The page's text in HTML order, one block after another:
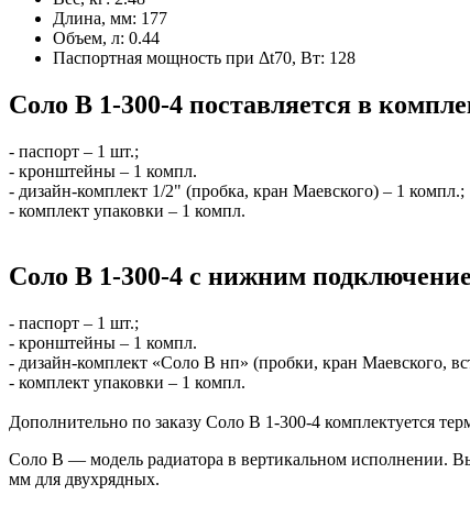
Длина, мм: 177
Объем, л: 0.44
Паспортная мощность при Δt70, Вт: 128
Соло В 1-300-4 поставляется в
- паспорт – 1 шт.;
- кронштейны – 1 компл.
- дизайн-комплект 1/2" (пробка, кран Маевского) – 1 компл.;
- комплект упаковки – 1 компл.
Соло В 1-300-4 с нижним
- паспорт – 1 шт.;
- кронштейны – 1 компл.
- дизайн-комплект «Соло В нп» (пробки, кран Маевского,
- комплект упаковки – 1 компл.
Дополнительно по заказу Соло В 1-300-4 комплектуется
Соло В — модель радиатора в вертикальном исполнении.
мм для двухрядных.